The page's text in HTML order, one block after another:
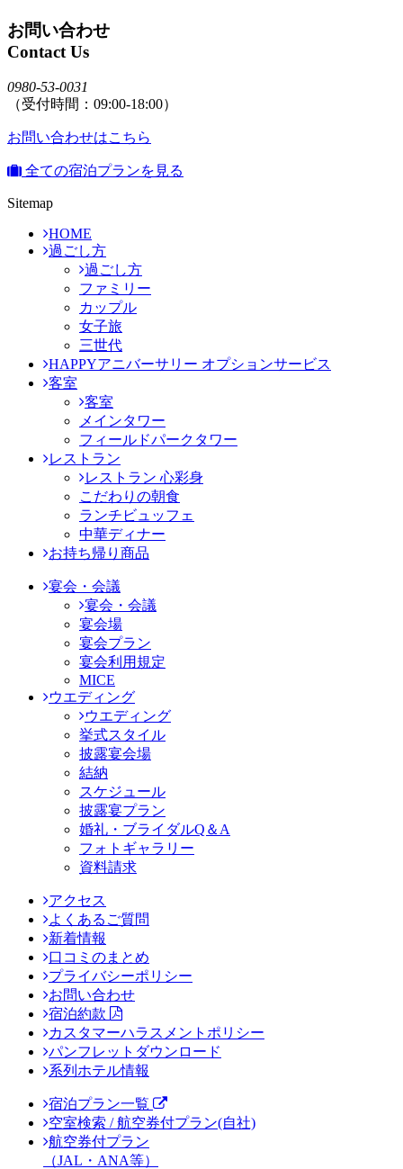
お問い合わせ
Contact Us
0980-53-0031
（受付時間：09:00-18:00）
お問い合わせはこちら
全ての宿泊プランを見る
Sitemap
HOME
過ごし方
過ごし方
ファミリー
カップル
女子旅
三世代
HAPPYアニバーサリー オプションサービス
客室
客室
メインタワー
フィールドパークタワー
レストラン
レストラン 心彩身
こだわりの朝食
ランチビュッフェ
中華ディナー
お持ち帰り商品
宴会・会議
宴会・会議
宴会場
宴会プラン
宴会利用規定
MICE
ウエディング
ウエディング
挙式スタイル
披露宴会場
結納
スケジュール
披露宴プラン
婚礼・ブライダルQ＆A
フォトギャラリー
資料請求
アクセス
よくあるご質問
新着情報
口コミのまとめ
プライバシーポリシー
お問い合わせ
宿泊約款
カスタマーハラスメントポリシー
パンフレットダウンロード
系列ホテル情報
宿泊プラン一覧
空室検索 / 航空券付プラン(自社)
航空券付プラン
（JAL・ANA等）